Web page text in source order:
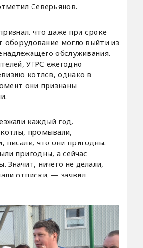
Северьянов.
что даже при сроке
оборудование могло выйти из
обслуживания.
УГРС ежегодно
котлов, однако в
они признаны
каждый год,
промывали,
писали, что они пригодны.
пригодны, а сейчас
Значит, ничего не делали,
отписки, — заявил